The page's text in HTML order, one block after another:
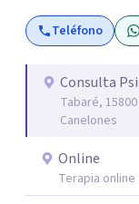
no interferían
obstante,
las emociones
importante
Teléfono
Consulta
Tabaré,
Canelones
Online
Terapia online